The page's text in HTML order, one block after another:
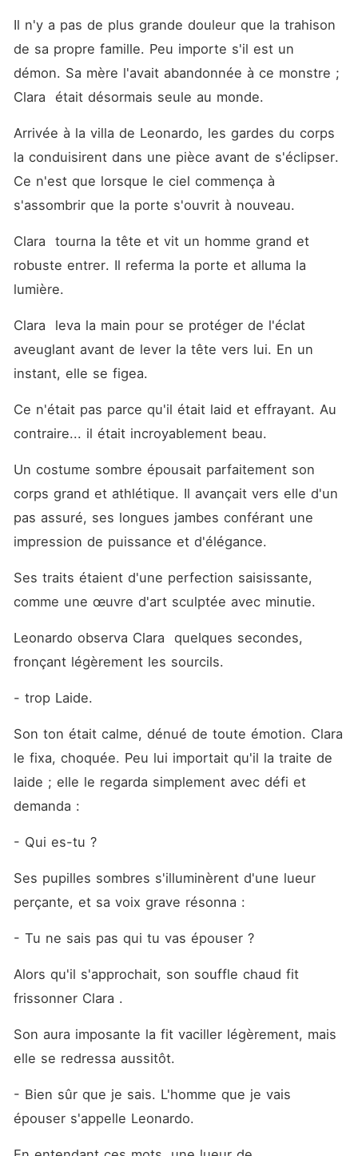
Il n'y a pas de plus grande douleur que la trahison
de sa propre famille. Peu importe s'il est un
démon. Sa mère l'avait abandonnée à ce monstre ;
Clara  était désormais seule au monde.
Arrivée à la villa de Leonardo, les gardes du corps
la conduisirent dans une pièce avant de s'éclipser.
Ce n'est que lorsque le ciel commença à
s'assombrir que la porte s'ouvrit à nouveau.
Clara  tourna la tête et vit un homme grand et
robuste entrer. Il referma la porte et alluma la
lumière.
Clara  leva la main pour se protéger de l'éclat
aveuglant avant de lever la tête vers lui. En un
instant, elle se figea.
Ce n'était pas parce qu'il était laid et effrayant. Au
contraire... il était incroyablement beau.
Un costume sombre épousait parfaitement son
corps grand et athlétique. Il avançait vers elle d'un
pas assuré, ses longues jambes conférant une
impression de puissance et d'élégance.
Ses traits étaient d'une perfection saisissante,
comme une œuvre d'art sculptée avec minutie.
Leonardo observa Clara  quelques secondes,
fronçant légèrement les sourcils.
- trop Laide.
Son ton était calme, dénué de toute émotion. Clara
le fixa, choquée. Peu lui importait qu'il la traite de
laide ; elle le regarda simplement avec défi et
demanda :
- Qui es-tu ?
Ses pupilles sombres s'illuminèrent d'une lueur
perçante, et sa voix grave résonna :
- Tu ne sais pas qui tu vas épouser ?
Alors qu'il s'approchait, son souffle chaud fit
frissonner Clara .
Son aura imposante la fit vaciller légèrement, mais
elle se redressa aussitôt.
- Bien sûr que je sais. L'homme que je vais
épouser s'appelle Leonardo.